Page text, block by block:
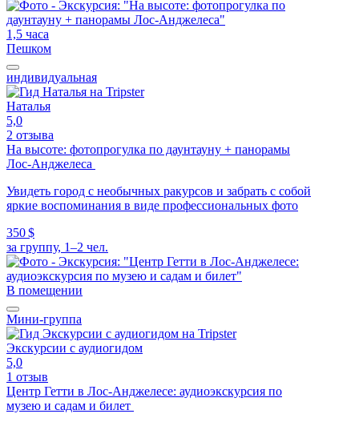
1,5 часа
Пешком
индивидуальная
Наталья
5,0
2 отзыва
На высоте: фотопрогулка по даунтауну + панорамы
Лос-Анджелеса
Увидеть город с необычных ракурсов и забрать с собой
яркие воспоминания в виде профессиональных фото
350 $
за группу, 1–2 чел.
В помещении
Мини-группа
Экскурсии с аудиогидом
5,0
1 отзыв
Центр Гетти в Лос-Анджелесе: аудиоэкскурсия по
музею и садам и билет